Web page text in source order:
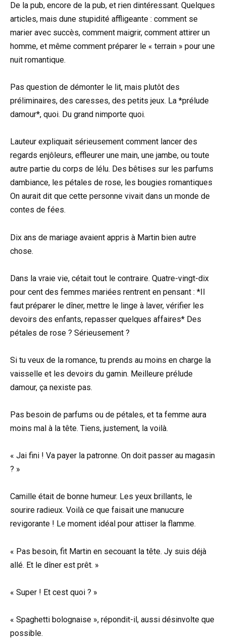
De la pub, encore de la pub, et rien dintéressant. Quelques
articles, mais dune stupidité affligeante : comment se
marier avec succès, comment maigrir, comment attirer un
homme, et même comment préparer le « terrain » pour une
nuit romantique.
Pas question de démonter le lit, mais plutôt des
préliminaires, des caresses, des petits jeux. La *prélude
damour*, quoi. Du grand nimporte quoi.
Lauteur expliquait sérieusement comment lancer des
regards enjôleurs, effleurer une main, une jambe, ou toute
autre partie du corps de lélu. Des bêtises sur les parfums
dambiance, les pétales de rose, les bougies romantiques
On aurait dit que cette personne vivait dans un monde de
contes de fées.
Dix ans de mariage avaient appris à Martin bien autre
chose.
Dans la vraie vie, cétait tout le contraire. Quatre-vingt-dix
pour cent des femmes mariées rentrent en pensant : *Il
faut préparer le dîner, mettre le linge à laver, vérifier les
devoirs des enfants, repasser quelques affaires* Des
pétales de rose ? Sérieusement ?
Si tu veux de la romance, tu prends au moins en charge la
vaisselle et les devoirs du gamin. Meilleure prélude
damour, ça nexiste pas.
Pas besoin de parfums ou de pétales, et ta femme aura
moins mal à la tête. Tiens, justement, la voilà.
« Jai fini ! Va payer la patronne. On doit passer au magasin
? »
Camille était de bonne humeur. Les yeux brillants, le
sourire radieux. Voilà ce que faisait une manucure
revigorante ! Le moment idéal pour attiser la flamme.
« Pas besoin, fit Martin en secouant la tête. Jy suis déjà
allé. Et le dîner est prêt. »
« Super ! Et cest quoi ? »
« Spaghetti bolognaise », répondit-il, aussi désinvolte que
possible.